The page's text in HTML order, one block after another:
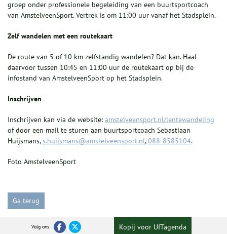
groep onder professionele begeleiding van een buurtsportcoach
van AmstelveenSport. Vertrek is om 11:00 uur vanaf het Stadsplein.
Zelf wandelen met een routekaart
De route van 5 of 10 km zelfstandig wandelen? Dat kan. Haal
daarvoor tussen 10:45 en 11:00 uur de routekaart op bij de
infostand van AmstelveenSport op het Stadsplein.
Inschrijven
Inschrijven kan via de website: amstelveensport.nl/lentewandeling
of door een mail te sturen aan buurtsportcoach Sebastiaan
Huijsmans,s.huijsmans@amstelveensport.nl,088-8585104.
Foto AmstelveenSport
Ga terug
Volg ons Kopij voor UITagenda